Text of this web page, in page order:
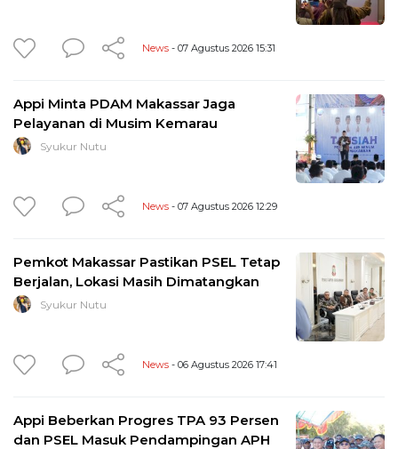
News - 07 Agustus 2026 15:31
Appi Minta PDAM Makassar Jaga
Pelayanan di Musim Kemarau
Syukur Nutu
News - 07 Agustus 2026 12:29
Pemkot Makassar Pastikan PSEL Tetap
Berjalan, Lokasi Masih Dimatangkan
Syukur Nutu
News - 06 Agustus 2026 17:41
Appi Beberkan Progres TPA 93 Persen
dan PSEL Masuk Pendampingan APH